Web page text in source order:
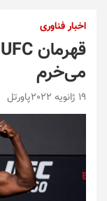
اخبار فناوری
می‌خرم
19 ژانویه 2022 پاورتل